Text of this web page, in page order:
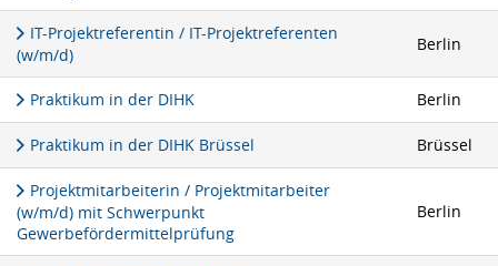
IT-Projektreferentin / IT-Projektreferenten
(w/m/d)
Berlin
Praktikum in der DIHK Berlin
Praktikum in der DIHK Brüssel Brüssel
Projektmitarbeiterin / Projektmitarbeiter
(w/m/d) mit Schwerpunkt
Gewerbefördermittelprüfung
Berlin